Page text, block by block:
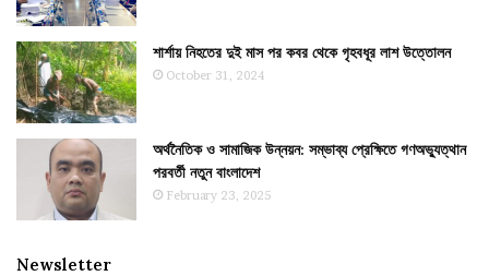
শার্শায় নিহতের দুই মাস পর কবর থেকে গৃহবধূর লাশ উত্তোলন
October 31, 2024
অর্থনৈতিক ও সামাজিক উন্নয়ন: সম্ভাব্য প্রেক্ষিতে গণঅভ্যুত্থান
পরবর্তী নতুন বাংলাদেশ
February 23, 2025
Newsletter